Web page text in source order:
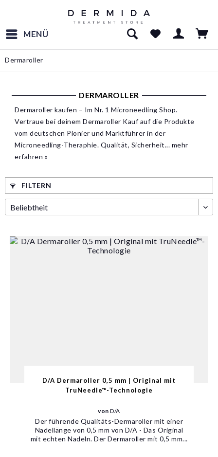
MENÜ
Dermaroller
DERMAROLLER
Dermaroller kaufen – Im Nr. 1 Microneedling Shop.
Vertraue bei deinem Dermaroller Kauf auf die Produkte
vom deutschen Pionier und Marktführer in der
Microneedling-Theraphie. Qualität, Sicherheit... mehr
erfahren »
FILTERN
D/A Dermaroller 0,5 mm | Original mit
TruNeedle™-Technologie
vonD/A
Der führende Qualitäts-Dermaroller mit einer
Nadellänge von 0,5 mm von D/A - Das Original
mit echten Nadeln‎. Der Dermaroller mit 0,5 mm...